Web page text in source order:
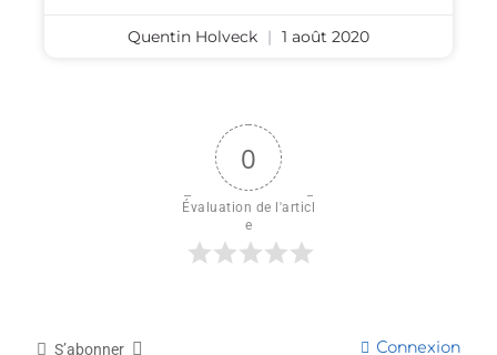
Quentin Holveck 1 août 2020
0
Évaluation de l'articl
e
S’abonner Connexion